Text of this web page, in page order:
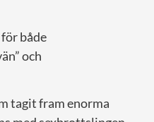
både
och
tagit fram enorma